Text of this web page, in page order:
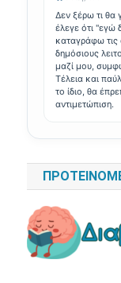
Δεν ξέρω τι θα
έλεγε ότι "εγώ
καταγράφω τις
δημόσιους
μαζί μου,
Τέλεια και
το ίδιο, θα
αντιμετώπιση.